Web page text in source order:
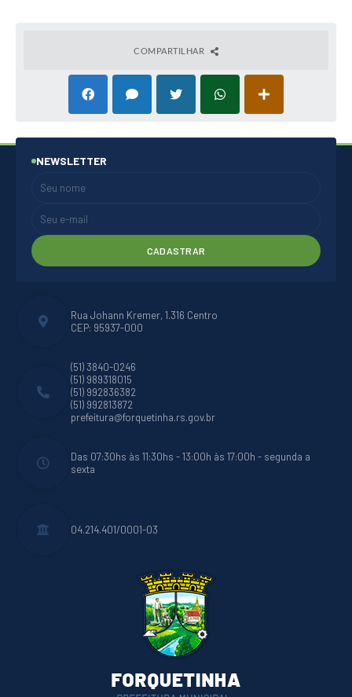
COMPARTILHAR
Rua Johann Kremer, 1.316 Centro
CEP: 95937-000
(51) 3840-0246
(51) 989318015
(51) 992836382
(51) 992813872
prefeitura@forquetinha.rs.gov.br
Das 07:30hs às 11:30hs - 13:00h às 17:00h - segunda a
sexta
04.214.401/0001-03
NEWSLETTER
CADASTRAR